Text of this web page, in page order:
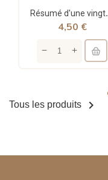
Résumé d'une
4,50 €
Tous les produits 